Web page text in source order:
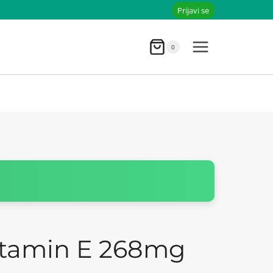
Prijavi se
0
E 268mg